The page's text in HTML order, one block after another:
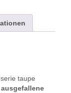
taupe